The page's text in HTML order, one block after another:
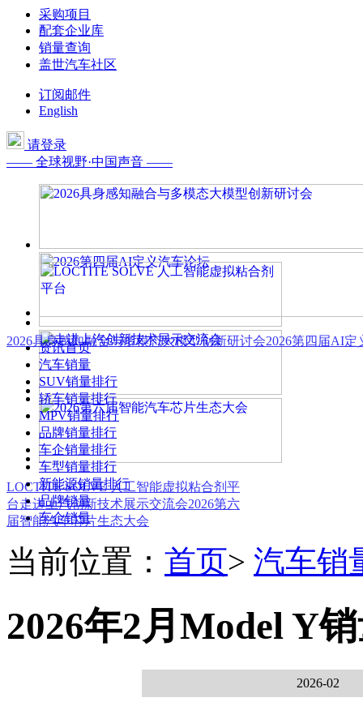
采购项目
配套企业库
销量查询
盖世汽车社区
订阅邮件
English
请登录
—— 全球视野·中国声音 ——
2026具身感知融合与多模态大模型创新研讨会2026第四届AI定
LOCTITE SOLVE 人工智能虚拟粘合剂平
台走进上汽创新技术展示交流会2026第六
届智能汽车芯片生态大会
资讯首页
汽车销量
SUV销量排行
轿车销量排行
MPV销量排行
品牌销量排行
车企销量排行
车型销量排行
新能源销量排行
品牌销量
车企销量
当前位置： 首页> 汽车销
2026年2月Model Y
2026-02